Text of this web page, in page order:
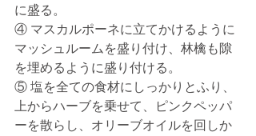
に盛る。
④ マスカルポーネに立てかけるように
マッシュルームを盛り付け、林檎も隙
を埋めるように盛り付ける。
⑤ 塩を全ての食材にしっかりとふり、
上からハーブを乗せて、ピンクペッパ
ーを散らし、オリーブオイルを回しか